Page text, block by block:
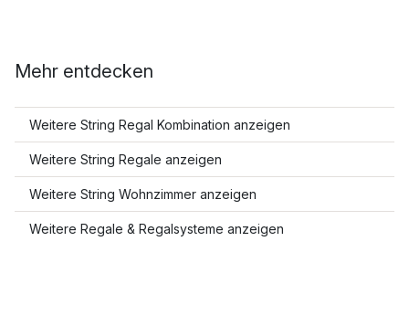
Mehr entdecken
Weitere String Regal Kombination anzeigen
Weitere String Regale anzeigen
Weitere String Wohnzimmer anzeigen
Weitere Regale & Regalsysteme anzeigen